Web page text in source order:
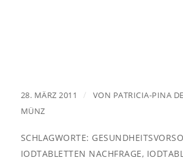
28. MÄRZ 2011 / VON PATRICIA-PINA
MÜNZ
SCHLAGWORTE:
IODTABLETTEN NACHFRAGE,